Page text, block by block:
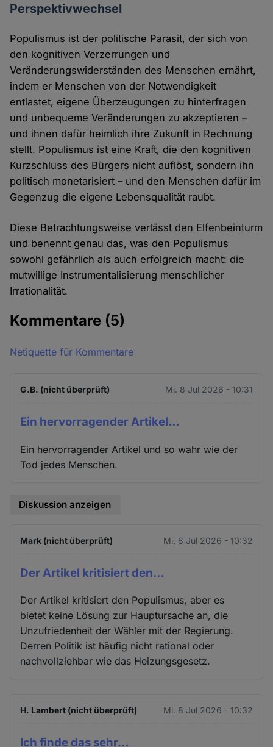
Perspektivwechsel
Populismus ist der politische Parasit, der sich von
den kognitiven Verzerrungen und
Veränderungswiderständen des Menschen ernährt,
indem er Menschen von der Notwendigkeit
entlastet, eigene Überzeugungen zu hinterfragen
und unbequeme Veränderungen zu akzeptieren –
und ihnen dafür heimlich ihre Zukunft in Rechnung
stellt. Populismus ist eine Kraft, die den kognitiven
Kurzschluss des Bürgers nicht auflöst, sondern ihn
politisch monetarisiert – und den Menschen dafür im
Gegenzug die eigene Lebensqualität raubt.
Diese Betrachtungsweise verlässt den Elfenbeinturm
und benennt genau das, was den Populismus
sowohl gefährlich als auch erfolgreich macht: die
mutwillige Instrumentalisierung menschlicher
Irrationalität.
Kommentare (5)
Netiquette für Kommentare
G.B. (nicht überprüft) Mi. 8 Jul 2026 - 10:31
Ein hervorragender Artikel…
Ein hervorragender Artikel und so wahr wie der
Tod jedes Menschen.
Diskussion anzeigen
Mark (nicht überprüft) Mi. 8 Jul 2026 - 10:32
Der Artikel kritisiert den…
Der Artikel kritisiert den Populismus, aber es
bietet keine Lösung zur Hauptursache an, die
Unzufriedenheit der Wähler mit der Regierung.
Derren Politik ist häufig nicht rational oder
nachvollziehbar wie das Heizungsgesetz.
H. Lambert (nicht überprüft) Mi. 8 Jul 2026 - 10:32
Ich finde das sehr…